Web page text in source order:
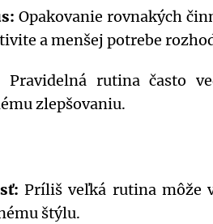
Opakovanie rovnakých
a menšej potrebe
Pravidelná rutina často
zlepšovaniu.
Príliš veľká rutina môže
štýlu.